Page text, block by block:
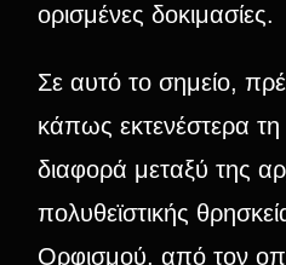
ορισμένες δοκιμασίες.
Σε αυτό το σημείο,
κάπως εκτενέστερα
διαφορά μεταξύ της
πολυθεϊστικής
Ορφισμού, από τον